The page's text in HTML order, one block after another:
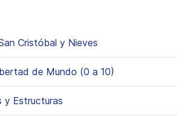
Cristóbal y Nieves
de Mundo (0 a 10)
y Estructuras